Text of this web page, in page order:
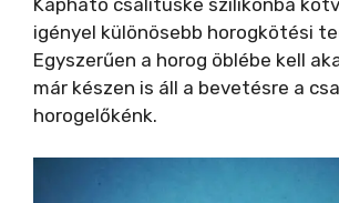
igényel különösebb horogkötési
Egyszerűen a horog öblébe kell
már készen is áll a bevetésre a
horogelőkénk.